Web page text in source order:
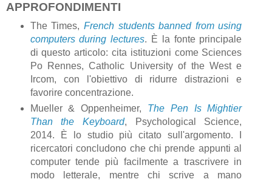
APPROFONDIMENTI
The Times, French students banned from using
computers during lectures. È la fonte principale
di questo articolo: cita istituzioni come Sciences
Po Rennes, Catholic University of the West e
Ircom, con l'obiettivo di ridurre distrazioni e
favorire concentrazione.
Mueller & Oppenheimer, The Pen Is Mightier
Than the Keyboard, Psychological Science,
2014. È lo studio più citato sull'argomento. I
ricercatori concludono che chi prende appunti al
computer tende più facilmente a trascrivere in
modo letterale, mentre chi scrive a mano